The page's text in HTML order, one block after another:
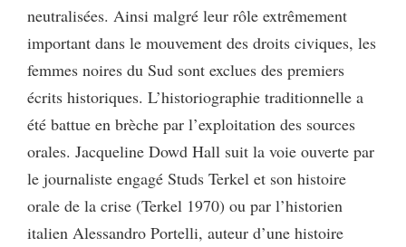
neutralisées. Ainsi malgré leur rôle extrêmement
important dans le mouvement des droits civiques, les
femmes noires du Sud sont exclues des premiers
écrits historiques. L’historiographie traditionnelle a
été battue en brèche par l’exploitation des sources
orales. Jacqueline Dowd Hall suit la voie ouverte par
le journaliste engagé Studs Terkel et son histoire
orale de la crise (Terkel 1970) ou par l’historien
italien Alessandro Portelli, auteur d’une histoire